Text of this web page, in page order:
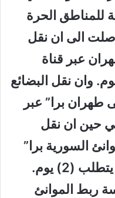
للمناطق الحرة
الى ان نقل
عبر قناة
يتطلب (21) يوم. وان نقل البضائع
طهران برا” عبر
(7) يوم. في حين ان نقل
السورية برا”
عبر العراق الى طهران يتطلب (2) يوم.
ربط الموانئ